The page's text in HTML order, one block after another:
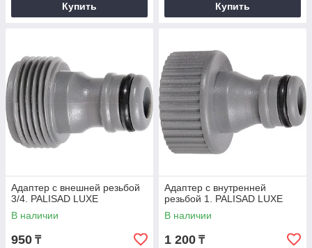
Купить Купить
Адаптер с внешней резьбой
3/4. PALISAD LUXE
В наличии
950 ₸
Адаптер с внутренней
резьбой 1. PALISAD LUXE
В наличии
1 200 ₸